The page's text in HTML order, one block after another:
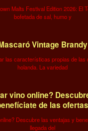
Malts Festival Edition 2026: El
bofetada de sal, humo y
Vintage Brandy
las características propias de las
holanda. La variedad
vino online?
de las ofertas
Descubre las ventajas y
llegada del